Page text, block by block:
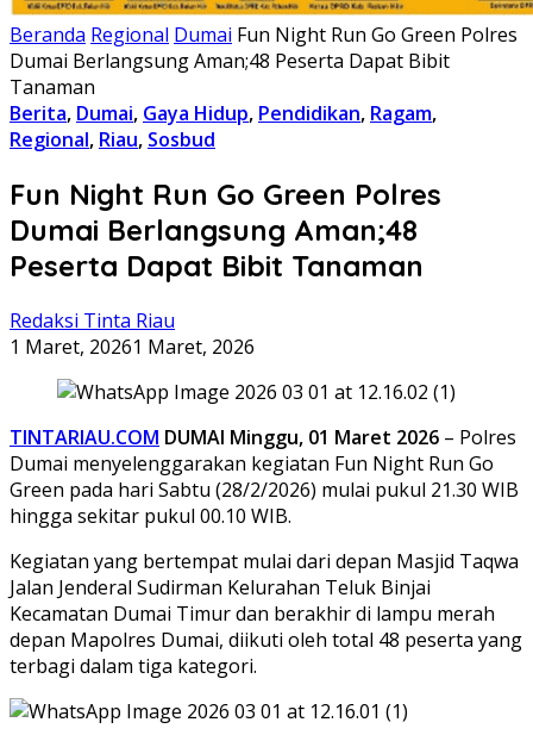
Beranda Regional Dumai Fun Night Run Go Green Polres
Dumai Berlangsung Aman;48 Peserta Dapat Bibit
Tanaman
Berita, Dumai, Gaya Hidup, Pendidikan, Ragam,
Regional, Riau, Sosbud
Fun Night Run Go Green Polres
Dumai Berlangsung Aman;48
Peserta Dapat Bibit Tanaman
Redaksi Tinta Riau
1 Maret, 20261 Maret, 2026
TINTARIAU.COM DUMAI Minggu, 01 Maret 2026 – Polres
Dumai menyelenggarakan kegiatan Fun Night Run Go
Green pada hari Sabtu (28/2/2026) mulai pukul 21.30 WIB
hingga sekitar pukul 00.10 WIB.
Kegiatan yang bertempat mulai dari depan Masjid Taqwa
Jalan Jenderal Sudirman Kelurahan Teluk Binjai
Kecamatan Dumai Timur dan berakhir di lampu merah
depan Mapolres Dumai, diikuti oleh total 48 peserta yang
terbagi dalam tiga kategori.